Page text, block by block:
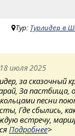
Тур: Турлидер в
июля 2025
за сказочный
За пастбища,
песни
Где сбылись,
встречу,
Подробнее>